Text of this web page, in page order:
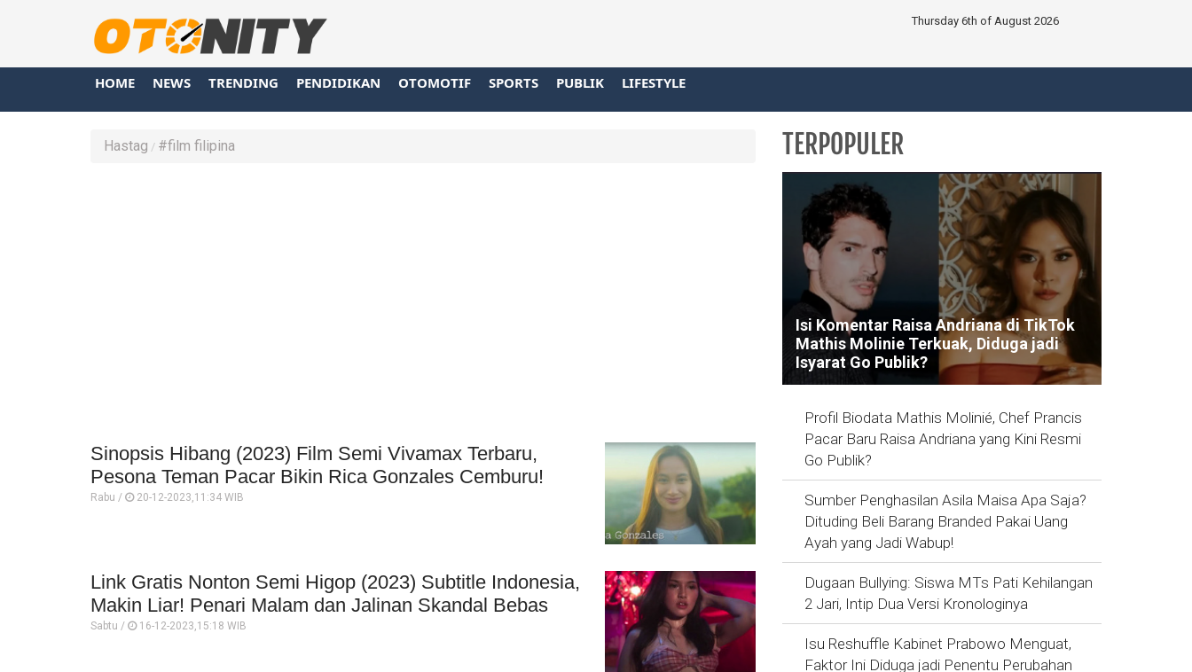
Thursday 6th of August 2026
HOME NEWS TRENDING PENDIDIKAN OTOMOTIF SPORTS PUBLIK LIFESTYLE
Hastag #film filipina
Sinopsis Hibang (2023) Film Semi Vivamax Terbaru,
Pesona Teman Pacar Bikin Rica Gonzales Cemburu!
Rabu / 20-12-2023,11:34 WIB
Link Gratis Nonton Semi Higop (2023) Subtitle Indonesia,
Makin Liar! Penari Malam dan Jalinan Skandal Bebas
Sabtu / 16-12-2023,15:18 WIB
TERPOPULER
Isi Komentar Raisa Andriana di TikTok
Mathis Molinie Terkuak, Diduga jadi
Isyarat Go Publik?
Profil Biodata Mathis Molinié, Chef Prancis
Pacar Baru Raisa Andriana yang Kini Resmi
Go Publik?
Sumber Penghasilan Asila Maisa Apa Saja?
Dituding Beli Barang Branded Pakai Uang
Ayah yang Jadi Wabup!
Dugaan Bullying: Siswa MTs Pati Kehilangan
2 Jari, Intip Dua Versi Kronologinya
Isu Reshuffle Kabinet Prabowo Menguat,
Faktor Ini Diduga jadi Penentu Perubahan